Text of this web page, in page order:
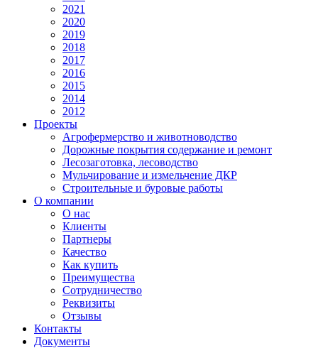
2021
2020
2019
2018
2017
2016
2015
2014
2012
Проекты
Агрофермерство и животноводство
Дорожные покрытия содержание и ремонт
Лесозаготовка, лесоводство
Мульчирование и измельчение ДКР
Строительные и буровые работы
О компании
О нас
Клиенты
Партнеры
Качество
Как купить
Преимущества
Сотрудничество
Реквизиты
Отзывы
Контакты
Документы